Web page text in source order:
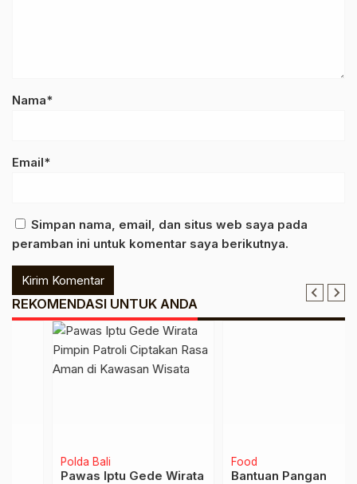
Nama*
Email*
Simpan nama, email, dan situs web saya pada
peramban ini untuk komentar saya berikutnya.
REKOMENDASI UNTUK ANDA
Polda Bali
Pawas Iptu Gede Wirata
Bantuan Pangan